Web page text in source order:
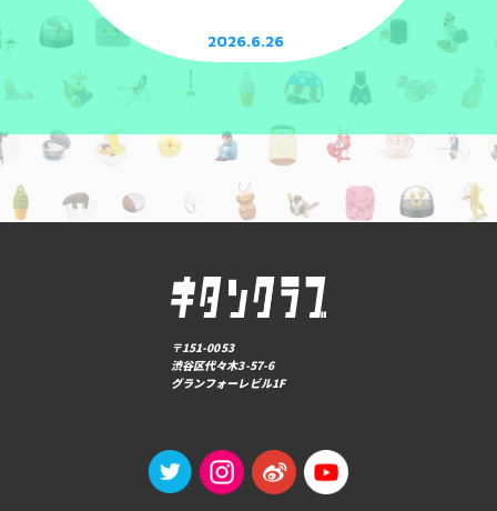
2026.6.26
〒151-0053
渋谷区代々木3-57-6
グランフォーレビル1F